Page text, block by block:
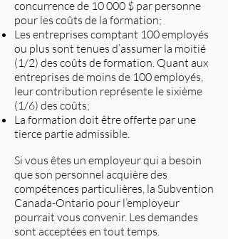
concurrence de 10 000 $ par personne
pour les coûts de la formation;
Les entreprises comptant 100 employés
ou plus sont tenues d’assumer la moitié
(1/2) des coûts de formation. Quant aux
entreprises de moins de 100 employés,
leur contribution représente le sixième
(1/6) des coûts;
La formation doit être offerte par une
tierce partie admissible.
Si vous êtes un employeur qui a besoin
que son personnel acquière des
compétences particulières, la Subvention
Canada-Ontario pour l’employeur
pourrait vous convenir. Les demandes
sont acceptées en tout temps.